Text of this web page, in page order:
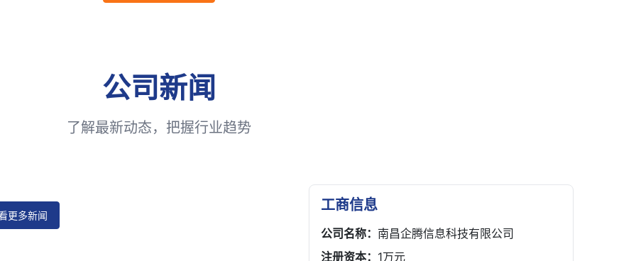
公司新闻
了解最新动态，把握行业趋势
更多新闻
工商信息
公司名称： 南昌企腾信息科技有限公司
注册资本： 1万元